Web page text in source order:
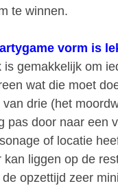
te winnen.
vorm is
is gemakkelijk om
wat die moet
drie (het
pas door naar een
of locatie
kan liggen op de
opzettijd zeer